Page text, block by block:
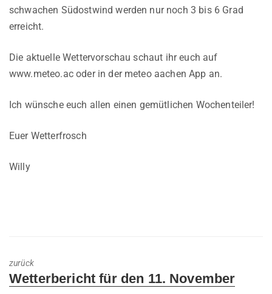
schwachen Südostwind werden nur noch 3 bis 6 Grad
erreicht.
Die aktuelle Wettervorschau schaut ihr euch auf
www.meteo.ac oder in der meteo aachen App an.
Ich wünsche euch allen einen gemütlichen Wochenteiler!
Euer Wetterfrosch
Willy
zurück
Previous
Wetterbericht für den 11. November